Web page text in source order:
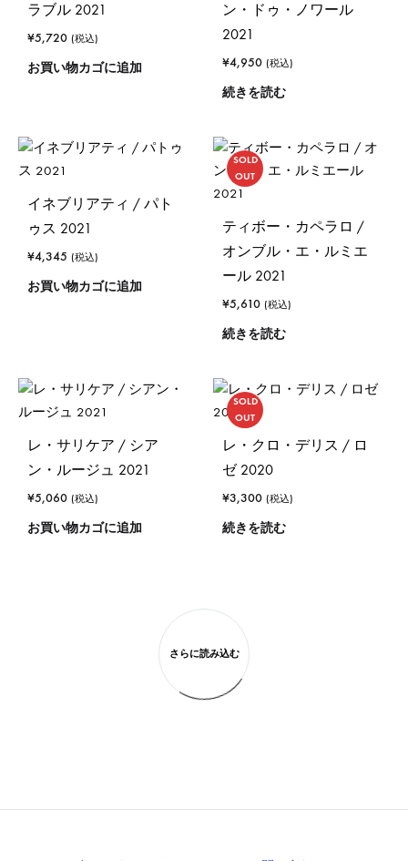
ラブル 2021
¥5,720 (税込)
お買い物カゴに追加
ン・ドゥ・ノワール
2021
¥4,950 (税込)
続きを読む
イネブリアティ / パト
ゥス 2021
¥4,345 (税込)
お買い物カゴに追加
SOLD
OUT
ティボー・カペラロ /
オンブル・エ・ルミエ
ール 2021
¥5,610 (税込)
続きを読む
レ・サリケア / シア
ン・ルージュ 2021
¥5,060 (税込)
お買い物カゴに追加
SOLD
OUT
レ・クロ・デリス / ロ
ゼ 2020
¥3,300 (税込)
続きを読む
さらに読み込む